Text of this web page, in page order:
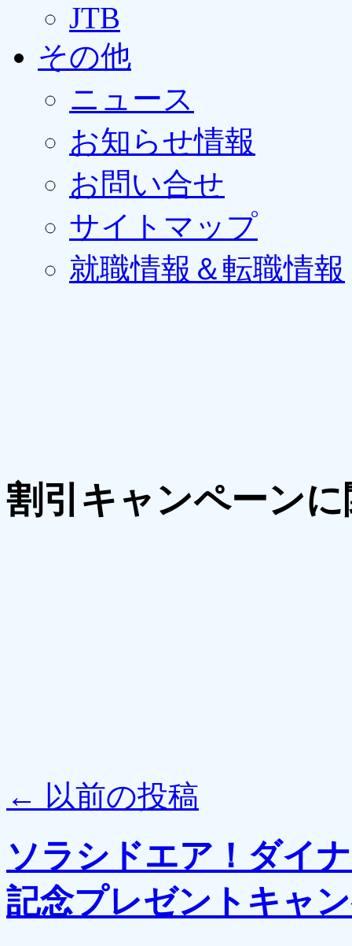
JTB
その他
ニュース
お知らせ情報
お問い合せ
サイトマップ
就職情報＆転職情報
割引キャンペーン
← 以前の投稿
ソラシドエア！ダイ
記念プレゼントキャ